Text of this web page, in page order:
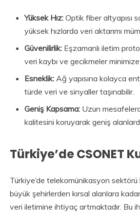
Yüksek Hız: Optik fiber altyapısı
yüksek hızlarda veri aktarımı
Güvenilirlik: Eşzamanlı iletim
veri kaybı ve gecikmeler minimize
Esneklik: Ağ yapısına kolayca
türde veri ve sinyaller taşınabilir.
Geniş Kapsama: Uzun
kalitesini koruyarak geniş
Türkiye’de CSONET
Türkiye’de telekomünikasyon sektörü
büyük şehirlerden kırsal alanlara
veri iletimine ihtiyaç artmaktadır. Bu